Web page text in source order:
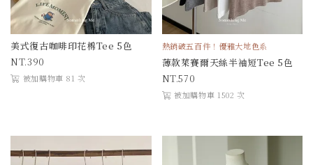
美式復古咖啡印花棉Tee 5色
390
被加購物車 81 次
熱銷破五百件！優雅大地色系
薄款萊賽爾天絲半袖短Tee 5色
570
被加購物車 1502 次